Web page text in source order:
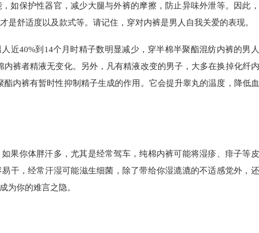
如保护性器官，减少大腿与外裤的摩擦，防止异味外泄等。因此
是舒适度以及款式等。请记住，穿对内裤是男人自我关爱的表现。
近40%到14个月时精子数明显减少，穿半棉半聚酯混纺内裤的男
内裤者精液无变化。另外，凡有精液改变的男子，大多在换掉化纤
内裤有暂时性抑制精子生成的作用。它会提升睾丸的温度，降低
果你体胖汗多，尤其是经常驾车，纯棉内裤可能将湿疹、痱子等
干，经常汗湿可能滋生细菌，除了带给你湿漉漉的不适感觉外，
为你的难言之隐。